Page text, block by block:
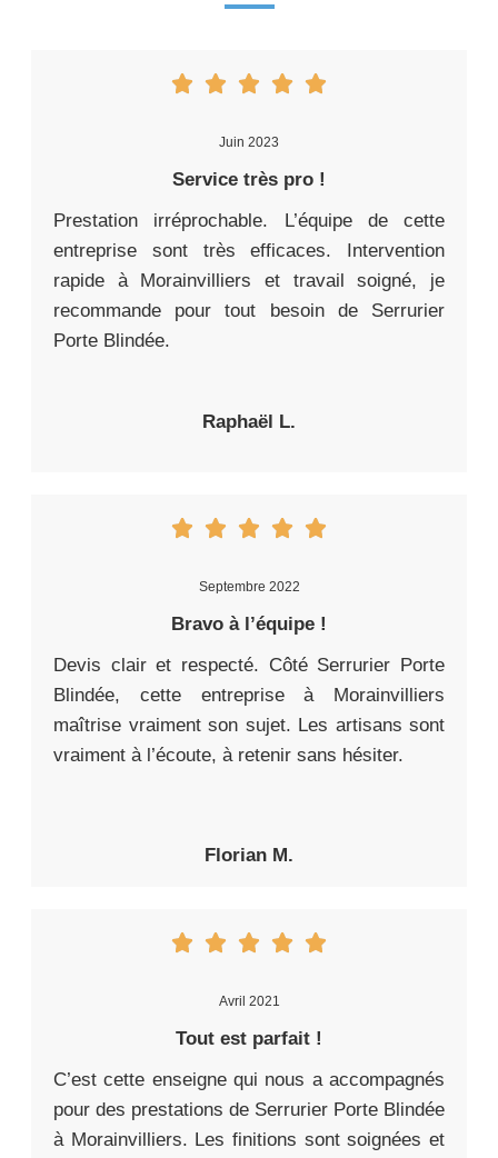
Juin 2023
Service très pro !
Prestation irréprochable. L’équipe de cette
entreprise sont très efficaces. Intervention
rapide à Morainvilliers et travail soigné, je
recommande pour tout besoin de Serrurier
Porte Blindée.
Raphaël L.
Septembre 2022
Bravo à l’équipe !
Devis clair et respecté. Côté Serrurier Porte
Blindée, cette entreprise à Morainvilliers
maîtrise vraiment son sujet. Les artisans sont
vraiment à l’écoute, à retenir sans hésiter.
Florian M.
Avril 2021
Tout est parfait !
C’est cette enseigne qui nous a accompagnés
pour des prestations de Serrurier Porte Blindée
à Morainvilliers. Les finitions sont soignées et